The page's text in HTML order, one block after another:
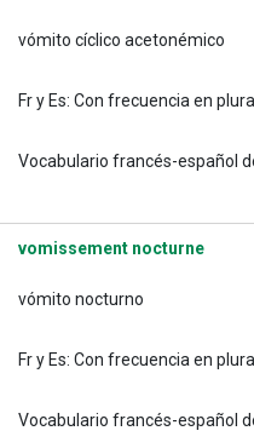
vómito cíclico acetonémico
Fr y Es: Con frecuencia en plural.
Vocabulario francés-español
vomissement nocturne
vómito nocturno
Fr y Es: Con frecuencia en plural.
Vocabulario francés-español